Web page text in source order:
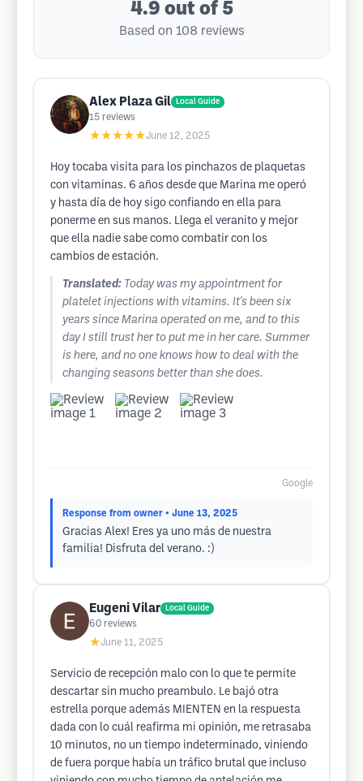
4.9 out of 5
Based on 108 reviews
Alex Plaza Gil Local Guide
15 reviews
★★★★★June 12, 2025
Hoy tocaba visita para los pinchazos de plaquetas
con vitaminas. 6 años desde que Marina me operó
y hasta día de hoy sigo confiando en ella para
ponerme en sus manos. Llega el veranito y mejor
que ella nadie sabe como combatir con los
cambios de estación.
Translated: Today was my appointment for
platelet injections with vitamins. It's been six
years since Marina operated on me, and to this
day I still trust her to put me in her care. Summer
is here, and no one knows how to deal with the
changing seasons better than she does.
Google
Response from owner • June 13, 2025
Gracias Alex! Eres ya uno más de nuestra
familia! Disfruta del verano. :)
Eugeni Vilar Local Guide
60 reviews
★June 11, 2025
Servicio de recepción malo con lo que te permite
descartar sin mucho preambulo. Le bajó otra
estrella porque además MIENTEN en la respuesta
dada con lo cuál reafirma mi opinión, me retrasaba
10 minutos, no un tiempo indeterminado, viniendo
de fuera porque había un tráfico brutal que incluso